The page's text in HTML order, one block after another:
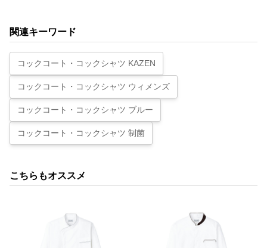
関連キーワード
コックコート・コックシャツ KAZEN
コックコート・コックシャツ ウィメンズ
コックコート・コックシャツ ブルー
コックコート・コックシャツ 制菌
こちらもオススメ